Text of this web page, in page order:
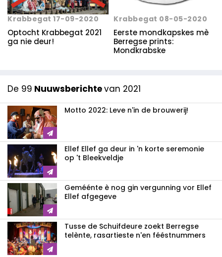
Krabbegat 17-09-2020
Optocht Krabbegat 2021
ga nie deur!
Krabbegat 08-05-2020
Eerste mondkapskes mè
Berregse prints:
Mondkrabske
De 99 Nuuwsberichtevan 2021
Motto 2022: Leve n'in de brouwerij!
Ellef Ellef ga deur in 'n korte seremonie
op 't Bleekveldje
Geméénte è nog gin vergunning vor Ellef
Ellef afgegeve
Tusse de Schuifdeure zoekt Berregse
telènte, rasartieste n'en fééstnummers